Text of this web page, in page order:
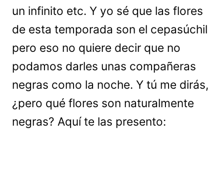
un infinito etc. Y yo sé que las flores
de esta temporada son el cepasúchil
pero eso no quiere decir que no
podamos darles unas compañeras
negras como la noche. Y tú me dirás,
¿pero qué flores son naturalmente
negras? Aquí te las presento: